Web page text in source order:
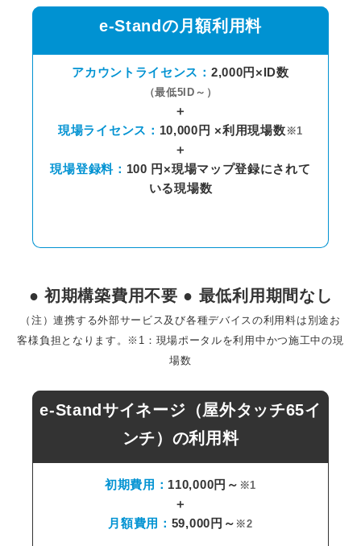
e-Standの月額利用料
アカウントライセンス： 2,000円×ID数
（最低5ID～）
＋
現場ライセンス： 10,000円 ×利用現場数 ※1
＋
現場登録料： 100 円×現場マップ登録にされて
いる現場数
● 初期構築費用不要 ● 最低利用期間なし
（注）連携する外部サービス及び各種デバイスの利用料は別途お
客様負担となります。※1：現場ポータルを利用中かつ施工中の現
場数
e-Standサイネージ（屋外タッチ65イ
ンチ）の利用料
初期費用： 110,000円～ ※1
＋
月額費用： 59,000円～ ※2